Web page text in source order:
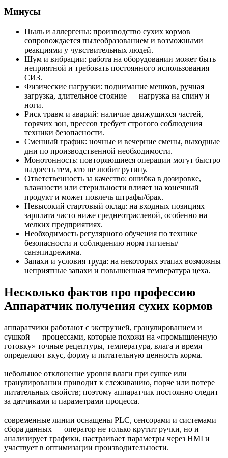
Минусы
Пыль и аллергены: производство сухих кормов
сопровождается пылеобразованием и возможными
реакциями у чувствительных людей.
Шум и вибрации: работа на оборудовании может быть
неприятной и требовать постоянного использования
СИЗ.
Физические нагрузки: поднимание мешков, ручная
загрузка, длительное стояние — нагрузка на спину и
ноги.
Риск травм и аварий: наличие движущихся частей,
горячих зон, прессов требует строгого соблюдения
техники безопасности.
Сменный график: ночные и вечерние смены, выходные
дни по производственной необходимости.
Монотонность: повторяющиеся операции могут быстро
надоесть тем, кто не любит рутину.
Ответственность за качество: ошибка в дозировке,
влажности или стерильности влияет на конечный
продукт и может повлечь штрафы/брак.
Невысокий стартовый оклад: на входных позициях
зарплата часто ниже среднеотраслевой, особенно на
мелких предприятиях.
Необходимость регулярного обучения по технике
безопасности и соблюдению норм гигиены/
санэпидрежима.
Запахи и условия труда: на некоторых этапах возможны
неприятные запахи и повышенная температура цеха.
Несколько фактов про профессию
Аппаратчик получения сухих кормов
аппаратчики работают с экструзией, гранулированием и
сушкой — процессами, которые похожи на «промышленную
готовку» точные рецептуры, температура, влага и время
определяют вкус, форму и питательную ценность корма.
небольшое отклонение уровня влаги при сушке или
гранулировании приводит к слеживанию, порче или потере
питательных свойств; поэтому аппаратчик постоянно следит
за датчиками и параметрами процесса.
современные линии оснащены PLC, сенсорами и системами
сбора данных — оператор не только крутит ручки, но и
анализирует графики, настраивает параметры через HMI и
участвует в оптимизации производительности.